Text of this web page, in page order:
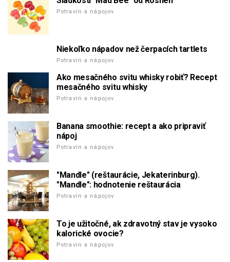
Potravín a nápojov
Niekoľko nápadov než čerpacích tartlets
Potravín a nápojov
Ako mesačného svitu whisky robiť? Recept
mesačného svitu whisky
Potravín a nápojov
Banana smoothie: recept a ako pripraviť
nápoj
Potravín a nápojov
"Mandle" (reštaurácie, Jekaterinburg).
"Mandle": hodnotenie reštaurácia
Potravín a nápojov
To je užitočné, ak zdravotný stav je vysoko
kalorické ovocie?
Potravín a nápojov